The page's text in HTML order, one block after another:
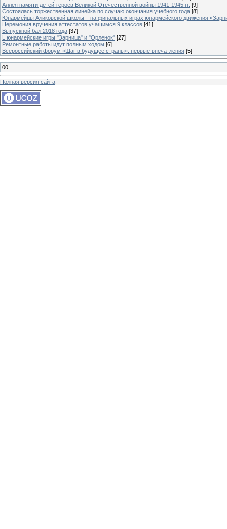
Аллея памяти детей-героев Великой Отечественной войны 1941-1945 гг. [9]
Cостоялась торжественная линейка по случаю окончания учебного года [8]
Юнармейцы Аликовской школы – на финальных играх юнармейского движения
Церемония вручения аттестатов учащимся 9 классов [41]
Выпускной бал 2018 года [37]
L юнармейские игры "Зарница" и "Орленок" [27]
Ремонтные работы идут полным ходом [6]
Всероссийский форум «Шаг в будущее страны»: первые впечатления [5]
00
Полная версия сайта